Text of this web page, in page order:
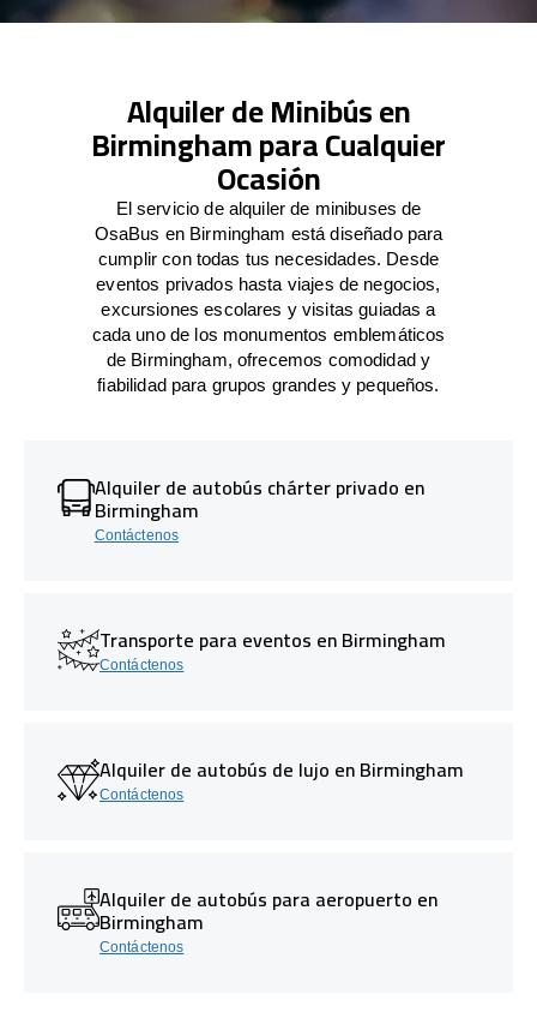
Alquiler de Minibús en
Birmingham para Cualquier
Ocasión
El servicio de alquiler de minibuses de
OsaBus en Birmingham está diseñado para
cumplir con todas tus necesidades. Desde
eventos privados hasta viajes de negocios,
excursiones escolares y visitas guiadas a
cada uno de los monumentos emblemáticos
de Birmingham, ofrecemos comodidad y
fiabilidad para grupos grandes y pequeños.
Alquiler de autobús chárter privado en
Birmingham
Contáctenos
Transporte para eventos en Birmingham
Contáctenos
Alquiler de autobús de lujo en Birmingham
Contáctenos
Alquiler de autobús para aeropuerto en
Birmingham
Contáctenos